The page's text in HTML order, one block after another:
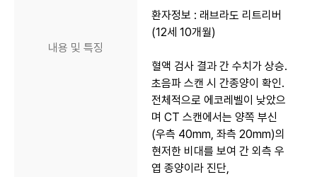
내용 및 특징
환자정보 : 래브라도 리트리버
(12세 10개월)
혈액 검사 결과 간 수치가 상승.
초음파 스캔 시 간종양이 확인.
전체적으로 에코레벨이 낮았으
며 CT 스캔에서는 양쪽 부신
(우측 40mm, 좌측 20mm)의
현저한 비대를 보여 간 외측 우
엽 종양이라 진단,